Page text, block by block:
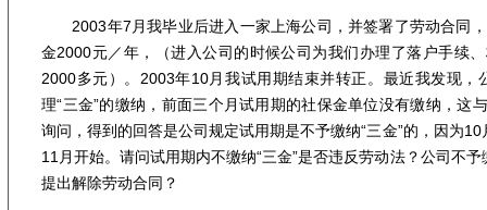
2003年7月我毕业后进入一家上海公司，并签署了劳动合同
金2000元／年，（进入公司的时候公司为我们办理了落户手续
2000多元）。2003年10月我试用期结束并转正。最近我发现，
理“三金”的缴纳，前面三个月试用期的社保金单位没有缴纳，这
询问，得到的回答是公司规定试用期是不予缴纳“三金”的，因为
11月开始。请问试用期内不缴纳“三金”是否违反劳动法？公司不
提出解除劳动合同？